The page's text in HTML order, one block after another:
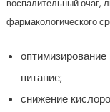
воспалительный очаг,
фармакологического
питание;
снижение